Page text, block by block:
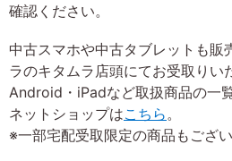
確認ください。
中古スマホや中古タブレットも販
ラのキタムラ店頭にてお受取りい
Android・iPadなど取扱商品の一
ネットショップはこちら 。
※一部宅配受取限定の商品もござ